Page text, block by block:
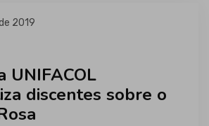
2019
UNIFACOL
discentes sobre o